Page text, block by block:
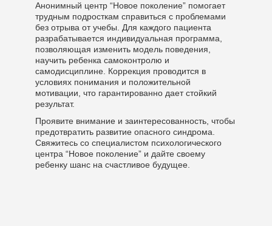
Анонимный центр “Новое поколение” помогает
трудным подросткам справиться с проблемами
без отрыва от учебы. Для каждого пациента
разрабатывается индивидуальная программа,
позволяющая изменить модель поведения,
научить ребенка самоконтролю и
самодисциплине. Коррекция проводится в
условиях понимания и положительной
мотивации, что гарантированно дает стойкий
результат.
Проявите внимание и заинтересованность, чтобы
предотвратить развитие опасного синдрома.
Свяжитесь со специалистом психологического
центра “Новое поколение” и дайте своему
ребенку шанс на счастливое будущее.